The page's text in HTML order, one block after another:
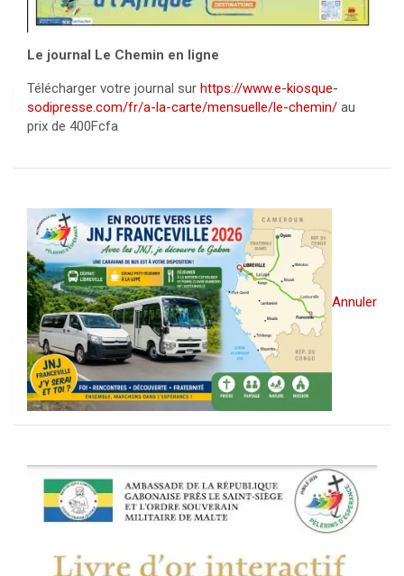
Le journal Le Chemin en ligne
Télécharger votre journal sur https://www.e-kiosque-
sodipresse.com/fr/a-la-carte/mensuelle/le-chemin/ au
prix de 400Fcfa
Annuler